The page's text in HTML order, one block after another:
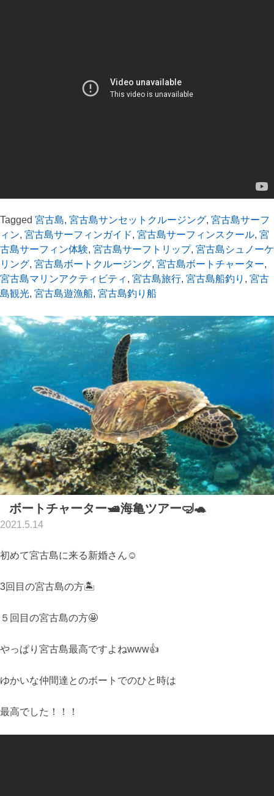
Tagged 宮古島, 宮古島サンセットクルージング, 宮古島サーフ
ィン, 宮古島サーフィンガイド, 宮古島サーフィンスクール, 宮
古島サーフィン体験, 宮古島サーフトリップ, 宮古島シュノーケ
リング, 宮古島ボートクルージング, 宮古島ボートチャーター,
宮古島マリンアクティビティ , 宮古島旅行, 宮古島船釣り , 宮古
島観光, 宮古島遊漁船, 宮古島釣り船
ボートチャーター🛥海亀ツアー🤿🐢
2021.5.14
初めて宮古島に来る新婚さん☺️
3回目の宮古島の方🏝
５回目の宮古島の方🤩
やっぱり宮古島最高ですよねwww👍
ゆかいな仲間達とのボートでのひと時は
最高でした！！！